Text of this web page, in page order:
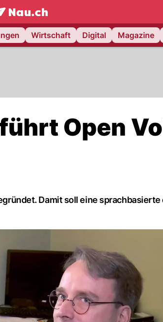
NAU.ch
Wirtschaft Digital Magazine
Open
Damit soll eine